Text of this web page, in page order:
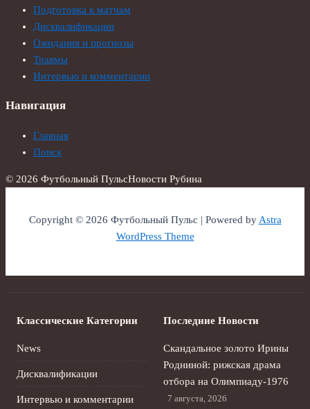
Подготовка к матчам
Дисквалификации
Ожидания и прогнозы
Травмы
Интервью и комментарии
Навигация
Главная
Поиск
© 2026 Футбольный ПульсНовости Рубина
Copyright © 2026 Футбольный Пульс | Powered byAstra
WordPress Theme
Классические Категории
News
Дисквалификации
Интервью и комментарии
Последние Новости
Скандальное золото Ирины
Родниной: рижская драма
отбора на Олимпиаду‑1976
7 августа, 2026